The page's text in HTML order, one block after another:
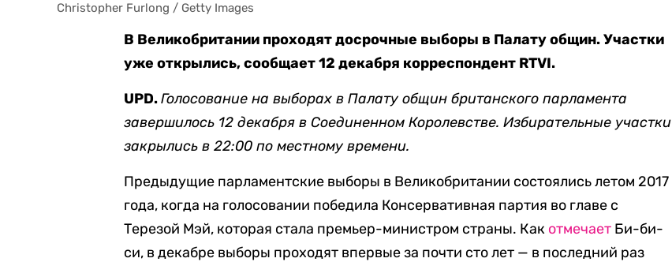
Christopher Furlong / Getty Images
В Великобритании проходят досрочные выборы в Палату общин. Участки
уже открылись, сообщает 12 декабря корреспондент RTVI.
UPD. Голосование на выборах в Палату общин британского парламента
завершилось 12 декабря в Соединенном Королевстве. Избирательные участки
закрылись в 22:00 по местному времени.
Предыдущие парламентские выборы в Великобритании состоялись летом 2017
года, когда на голосовании победила Консервативная партия во главе с
Терезой Мэй, которая стала премьер-министром страны. Как отмечает Би-би-
си, в декабре выборы проходят впервые за почти сто лет — в последний раз